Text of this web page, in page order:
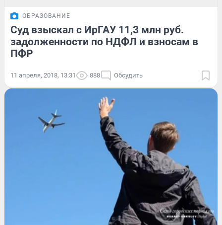
ОБРАЗОВАНИЕ
Суд взыскал с ИрГАУ 11,3 млн руб.
задолженности по НДФЛ и взносам в
ПФР
11 апреля, 2018, 13:31 888 Обсудить